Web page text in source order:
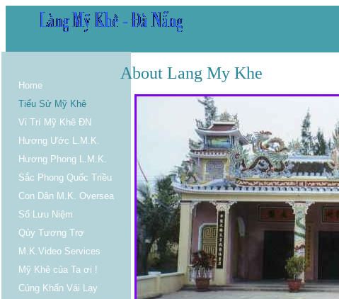
Home
Tiểu Sử Mỹ Khê
Vi Trí Mỹ Khê ĐN
Hương Ước L.M.K.
Hương Phong L.M.K.
Sắc Phong Quốc Triều
Con Dân M.K. Oversea
Sổ Lưu Niệm
Qủy Tương Trợ
M.K.Video Services
Mỹ Khê của Ta ơi !
Cúng Khấn Vái Lạy
About Lang My Khe